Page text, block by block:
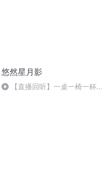
悠然星月影
【直播回听】一桌一椅一杯咖